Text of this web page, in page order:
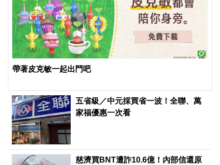
帶著皮克敏一起出門吧
五省級／中元採買省一波！全聯、萬
家福優惠一次看
慈濟買BNT遭詐10.6億！內部信還原